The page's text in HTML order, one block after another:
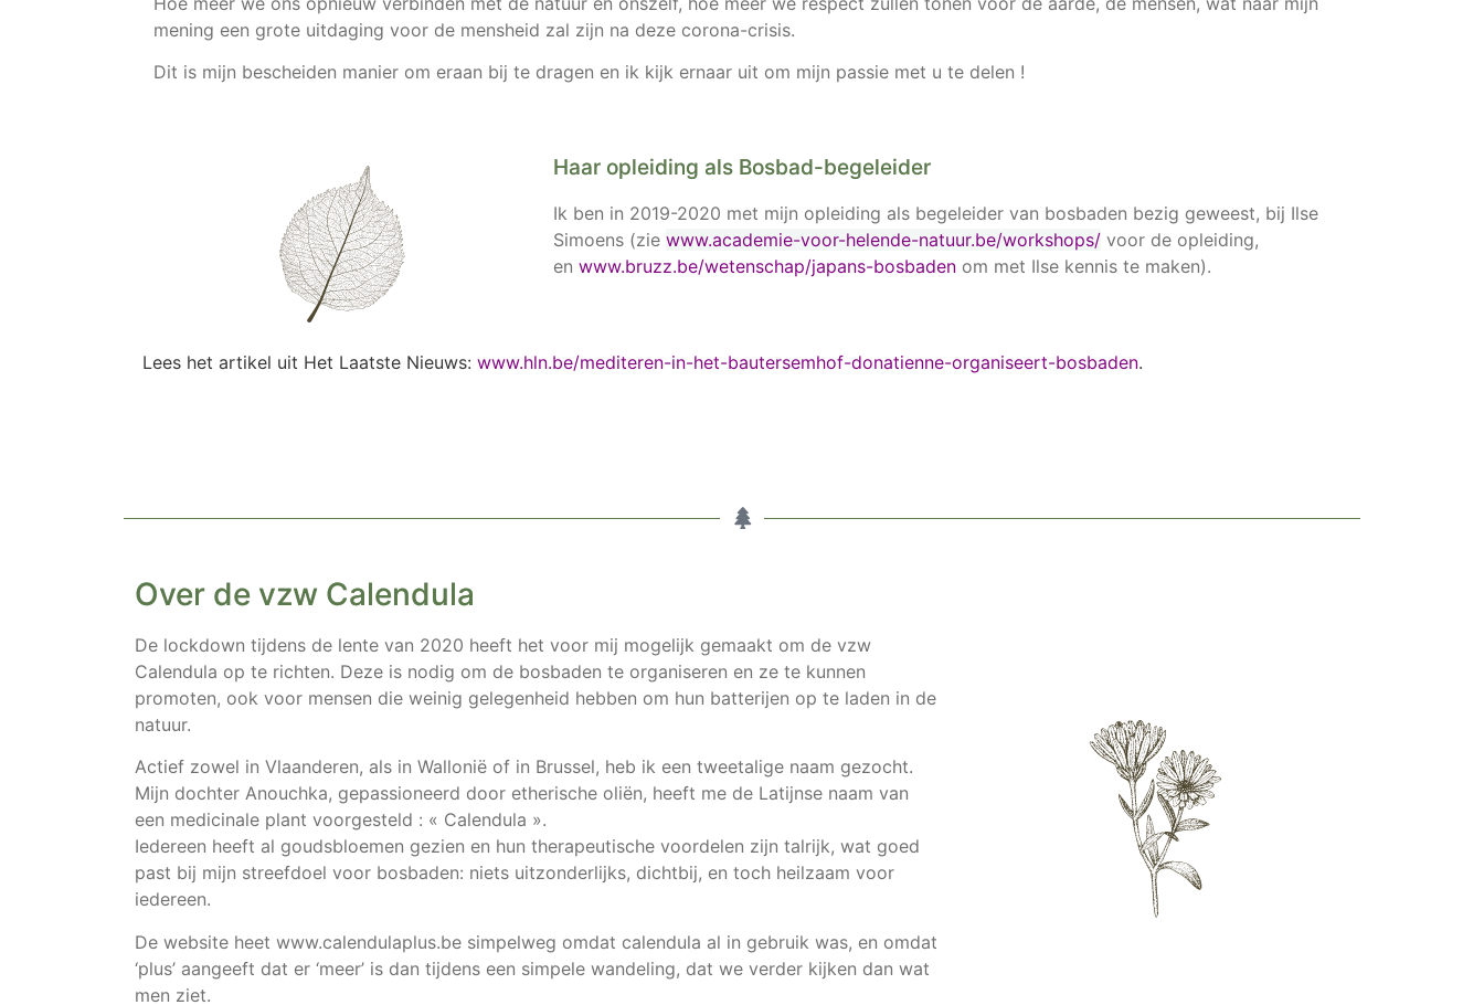
mening een grote uitdaging voor de mensheid zal zijn na deze corona-crisis.
Dit is mijn bescheiden manier om eraan bij te dragen en ik kijk ernaar uit om mijn passie met u te delen !
Haar opleiding als Bosbad-begeleider
Ik ben in 2019-2020 met mijn opleiding als begeleider van bosbaden bezig geweest, bij Ilse
Simoens (zie www.academie-voor-helende-natuur.be/workshops/voor de opleiding,
en www.bruzz.be/wetenschap/japans-bosbadenom met Ilse kennis te maken).
Lees het artikel uit Het Laatste Nieuws: www.hln.be/mediteren-in-het-bautersemhof-donatienne-organiseert-bosbaden.
Over de vzw Calendula
De lockdown tijdens de lente van 2020 heeft het voor mij mogelijk gemaakt om de vzw
Calendula op te richten. Deze is nodig om de bosbaden te organiseren en ze te kunnen
promoten, ook voor mensen die weinig gelegenheid hebben om hun batterijen op te laden in de
natuur.
Actief zowel in Vlaanderen, als in Wallonië of in Brussel, heb ik een tweetalige naam gezocht.
Mijn dochter Anouchka, gepassioneerd door etherische oliën, heeft me de Latijnse naam van
een medicinale plant voorgesteld : « Calendula ».
Iedereen heeft al goudsbloemen gezien en hun therapeutische voordelen zijn talrijk, wat goed
past bij mijn streefdoel voor bosbaden: niets uitzonderlijks, dichtbij, en toch heilzaam voor
iedereen.
De website heet www.calendulaplus.be simpelweg omdat calendula al in gebruik was, en omdat
‘plus’ aangeeft dat er ‘meer’ is dan tijdens een simpele wandeling, dat we verder kijken dan wat
men ziet.